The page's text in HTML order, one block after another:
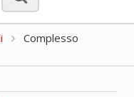
Complesso